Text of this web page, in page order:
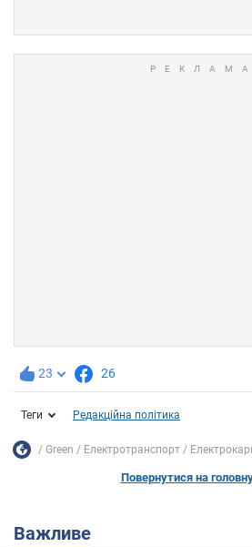
23 26
Теги Редакційна політика
Green Електротранспорт
Повернутися на
Важливе